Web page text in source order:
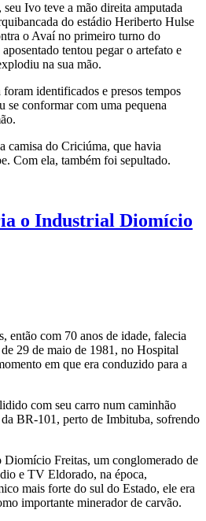
Ivo teve a mão direita amputada
do estádio Heriberto Hulse
o Avaí no primeiro turno do
tentou pegar o artefato e
na sua mão.
identificados e presos tempos
se conformar com uma pequena
camisa do Criciúma, que havia
Com ela, também foi sepultado.
o Industrial Diomício
então com 70 anos de idade, falecia
29 de maio de 1981, no Hospital
em que era conduzido para a
com seu carro num caminhão
BR-101, perto de Imbituba, sofrendo
Freitas, um conglomerado de
e TV Eldorado, na época,
mais forte do sul do Estado, ele era
importante minerador de carvão.